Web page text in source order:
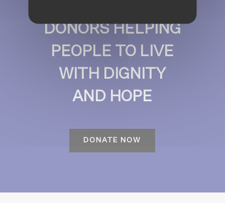
DONORS HELPING
PEOPLE TO LIVE
WITH DIGNITY
AND HOPE
DONATE NOW